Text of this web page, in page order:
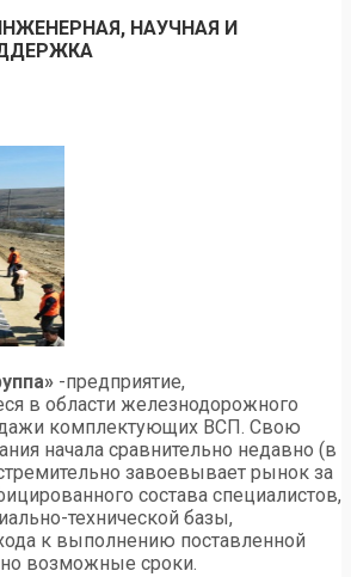
НАУЧНАЯ И
-предприятие,
в области железнодорожного
комплектующих ВСП. Свою
начала сравнительно недавно (в
завоевывает рынок за
состава специалистов,
технической базы,
к выполнению поставленной
возможные сроки.